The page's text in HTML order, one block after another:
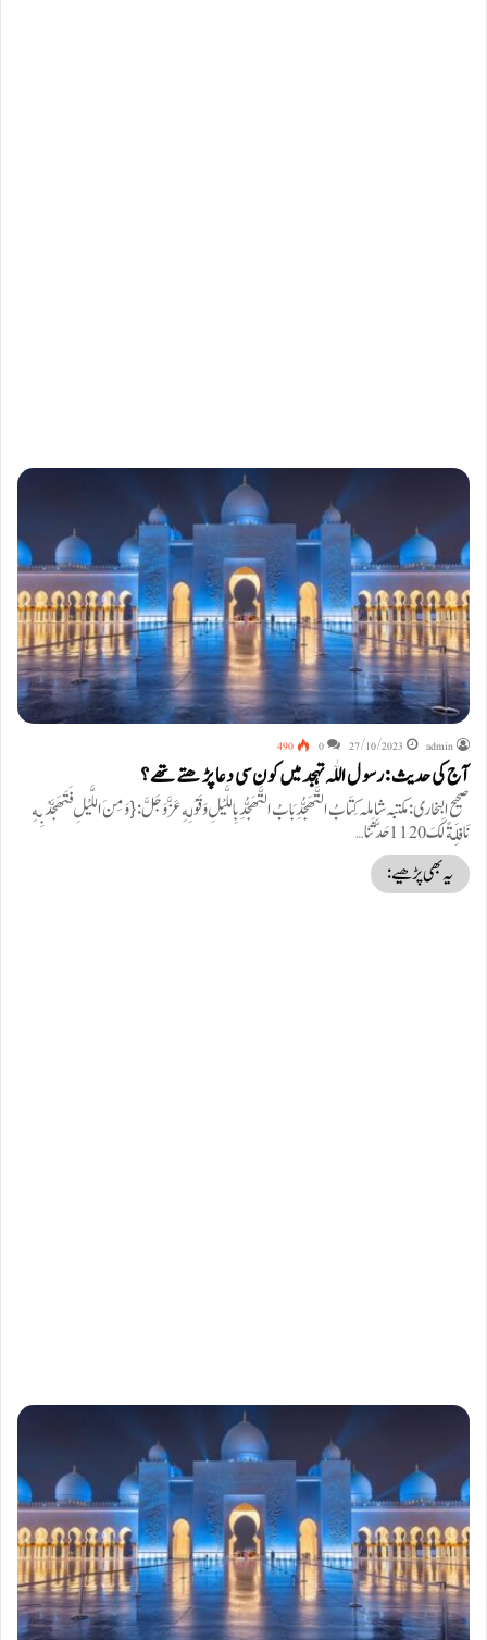
admin
27/10/2023
0
490
آج کی حدیث: رسول اللّٰہ تہجد میں کون سی دعا پڑھتے تھے ؟
صحیح البخاری: مکتبہ شاملہ كِتَابُ التَّهَجُّدِ بَابُ التَّهَجُّدِ بِاللَّيْلِ وَقَوْلِهِ عَزَّ وَجَلَّ: {وَمِنَ اللَّيْلِ فَتَهَجَّدْ بِهِ
نَافِلَةً لَكَ 1120 حَدَّثَنَا…
یہ بھی پڑھیے: